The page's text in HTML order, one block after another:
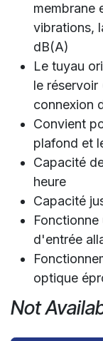
membrane
vibrations,
dB(A)
Le tuyau
le
connexion
Convient
plafond et
Capacité
heure
Capacité
d'entrée
optique
Not